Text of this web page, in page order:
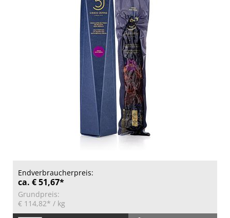
Endverbraucherpreis:
ca. € 51,67*
Grundpreis:
€ 114,82* / kg